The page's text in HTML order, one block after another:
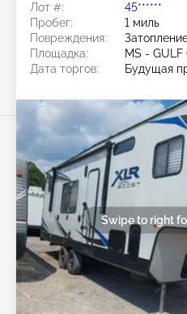
Лот #:
45******
Пробег:
1 миль
Повреждения:
Площадка:
MS - GULF
Дата торгов:
Будущая
Swipe to right